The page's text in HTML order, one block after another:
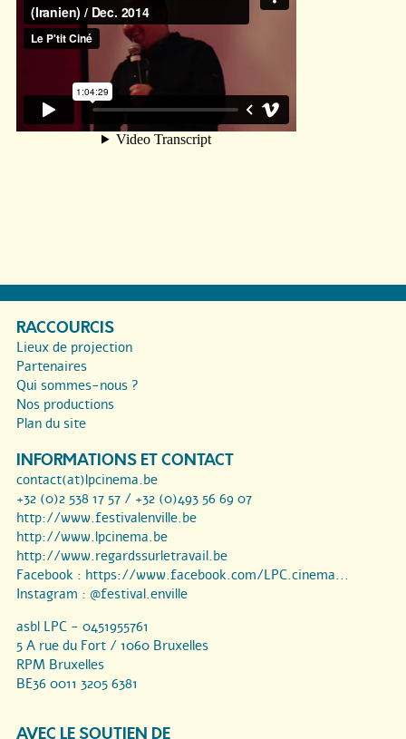
RACCOURCIS
Lieux de projection
Partenaires
Qui sommes-nous ?
Nos productions
Plan du site
INFORMATIONS ET CONTACT
contact(at)lpcinema.be
+32 (0)2 538 17 57 / +32 (0)493 56 69 07
http://www.festivalenville.be
http://www.lpcinema.be
http://www.regardssurletravail.be
Facebook : https://www.facebook.com/LPC.cinema...
Instagram : @festival.enville
asbl LPC - 0451955761
5 A rue du Fort / 1060 Bruxelles
RPM Bruxelles
BE36 0011 3205 6381
AVEC LE SOUTIEN DE